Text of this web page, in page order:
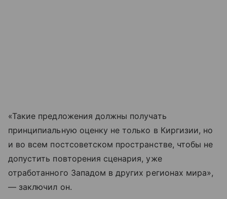
«Такие предложения должны получать
принципиальную оценку не только в Киргизии, но
и во всем постсоветском пространстве, чтобы не
допустить повторения сценария, уже
отработанного Западом в других регионах мира»,
— заключил он.